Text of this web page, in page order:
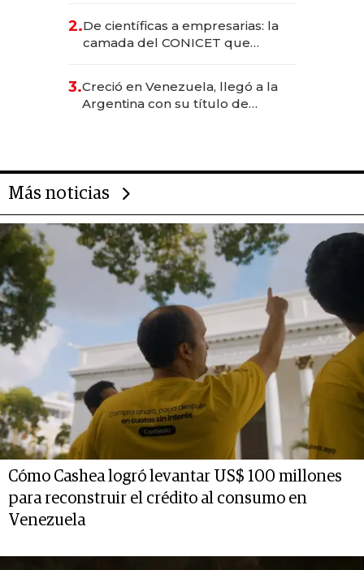
2.De científicas a empresarias: la
camada del CONICET que
3.Creció en Venezuela, llegó a la
Argentina con su título de
Más noticias
Cómo Cashea logró levantar US$ 100 millones
para reconstruir el crédito al consumo en
Venezuela